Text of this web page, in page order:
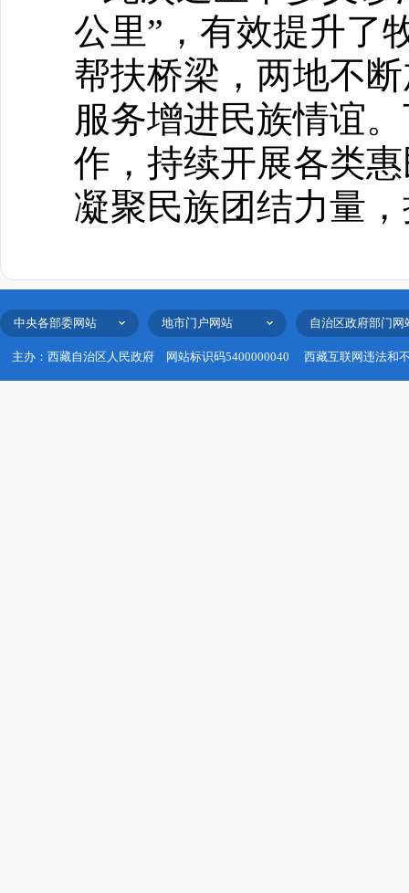
公里”，有效提升了
帮扶桥梁，两地不
服务增进民族情谊
作，持续开展各类
凝聚民族团结力量
中央各部委网站 地市门户网站 自治区政府部门网
主办：西藏自治区人民政府 网站标识码5400000040 西藏互联网违法和